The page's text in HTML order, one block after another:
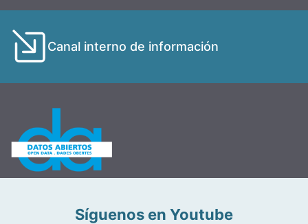
Canal interno de información
Síguenos en Youtube